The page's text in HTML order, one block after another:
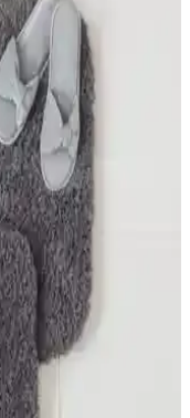
banyo ortamı yaratın.
banyonuza
ve
kaymaz taban ve
Kullanıcı yorumlarıyla
sağlıyor.
Önü Hijyen
Alanları
Paspası PVC
sağlar. Havuzlu yapısı
ulaştırır ve
uygundur.